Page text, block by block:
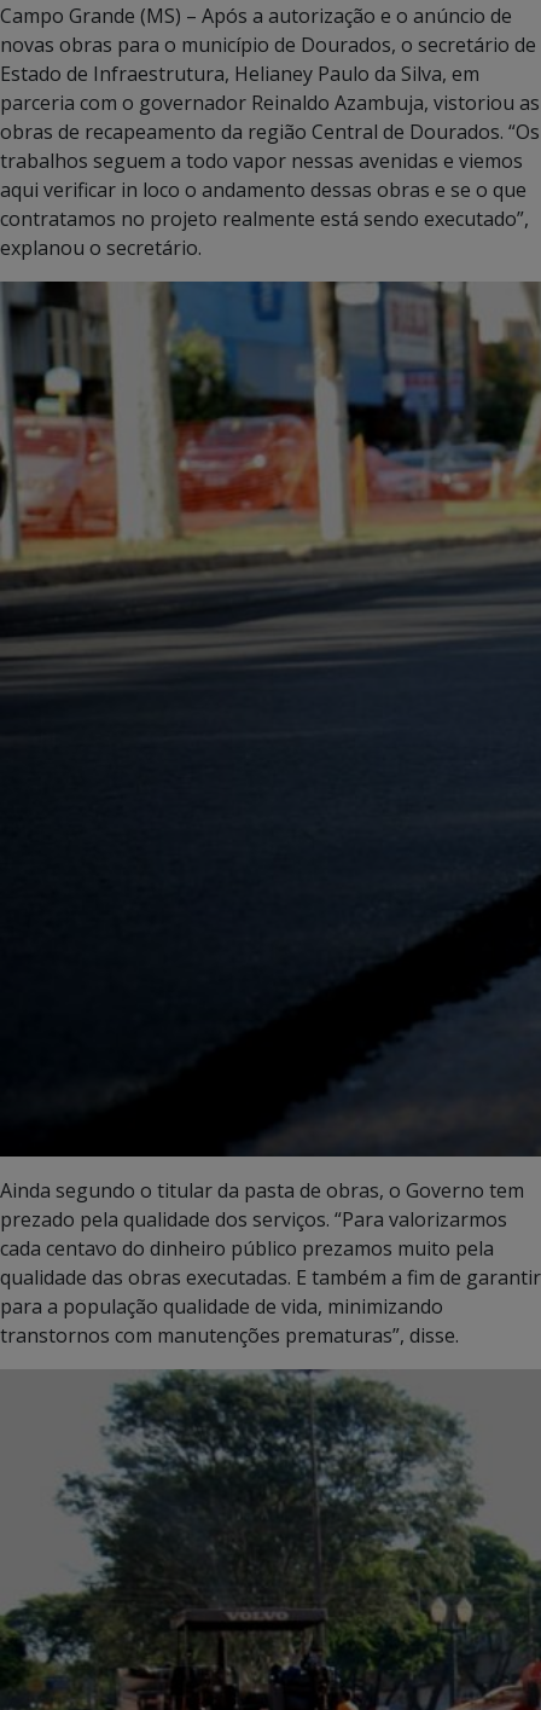
Campo Grande (MS) – Após a autorização e o anúncio de
novas obras para o município de Dourados, o secretário de
Estado de Infraestrutura, Helianey Paulo da Silva, em
parceria com o governador Reinaldo Azambuja, vistoriou as
obras de recapeamento da região Central de Dourados. “Os
trabalhos seguem a todo vapor nessas avenidas e viemos
aqui verificar in loco o andamento dessas obras e se o que
contratamos no projeto realmente está sendo executado”,
explanou o secretário.
Ainda segundo o titular da pasta de obras, o Governo tem
prezado pela qualidade dos serviços. “Para valorizarmos
cada centavo do dinheiro público prezamos muito pela
qualidade das obras executadas. E também a fim de garantir
para a população qualidade de vida, minimizando
transtornos com manutenções prematuras”, disse.